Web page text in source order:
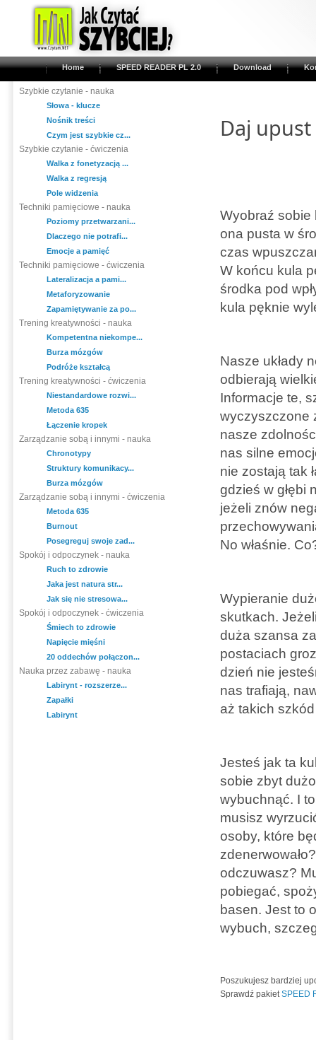
Home SPEED READER PL 2.0 Download
Szybkie czytanie - nauka
Słowa - klucze
Nośnik treści
Czym jest szybkie cz...
Szybkie czytanie - ćwiczenia
Walka z fonetyzacją ...
Walka z regresją
Pole widzenia
Techniki pamięciowe - nauka
Poziomy przetwarzani...
Dlaczego nie potrafi...
Emocje a pamięć
Techniki pamięciowe - ćwiczenia
Lateralizacja a pami...
Metaforyzowanie
Zapamiętywanie za po...
Trening kreatywności - nauka
Kompetentna niekompe...
Burza mózgów
Podróże kształcą
Trening kreatywności - ćwiczenia
Niestandardowe rozwi...
Metoda 635
Łączenie kropek
Zarządzanie sobą i innymi - nauka
Chronotypy
Struktury komunikacy...
Burza mózgów
Zarządzanie sobą i innymi - ćwiczenia
Metoda 635
Burnout
Posegreguj swoje zad...
Spokój i odpoczynek - nauka
Ruch to zdrowie
Jaka jest natura str...
Jak się nie stresowa...
Spokój i odpoczynek - ćwiczenia
Śmiech to zdrowie
Napięcie mięśni
20 oddechów połączon...
Nauka przez zabawę - nauka
Labirynt - rozszerze...
Zapałki
Labirynt
Daj
Wyobraź sobie
ona pusta w
czas
W końcu kula
środka pod
kula pęknie
Nasze układy
odbierają
Informacje te,
wyczyszczone
nasze
nas silne
nie zostają tak
gdzieś w głębi
jeżeli znów
No właśnie.
Wypieranie
skutkach.
duża szansa
postaciach
dzień nie
nas trafiają,
aż takich
Jesteś jak ta
sobie zbyt
wybuchnąć. I
musisz
osoby, które
odczuwasz?
pobiegać,
basen. Jest to
wybuch,
Poszukujesz bardziej
Sprawdź pakietSPEED